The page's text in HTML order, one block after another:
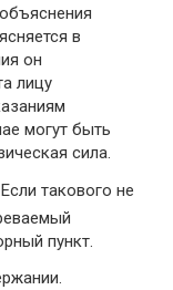
в
он
лицу
могут быть
сила.
такового не
пункт.